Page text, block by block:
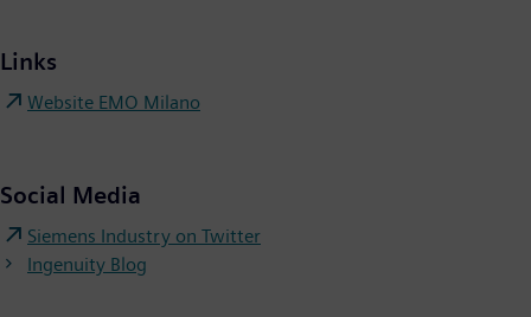
Links
Website EMO Milano
Social Media
Siemens Industry on Twitter
Ingenuity Blog